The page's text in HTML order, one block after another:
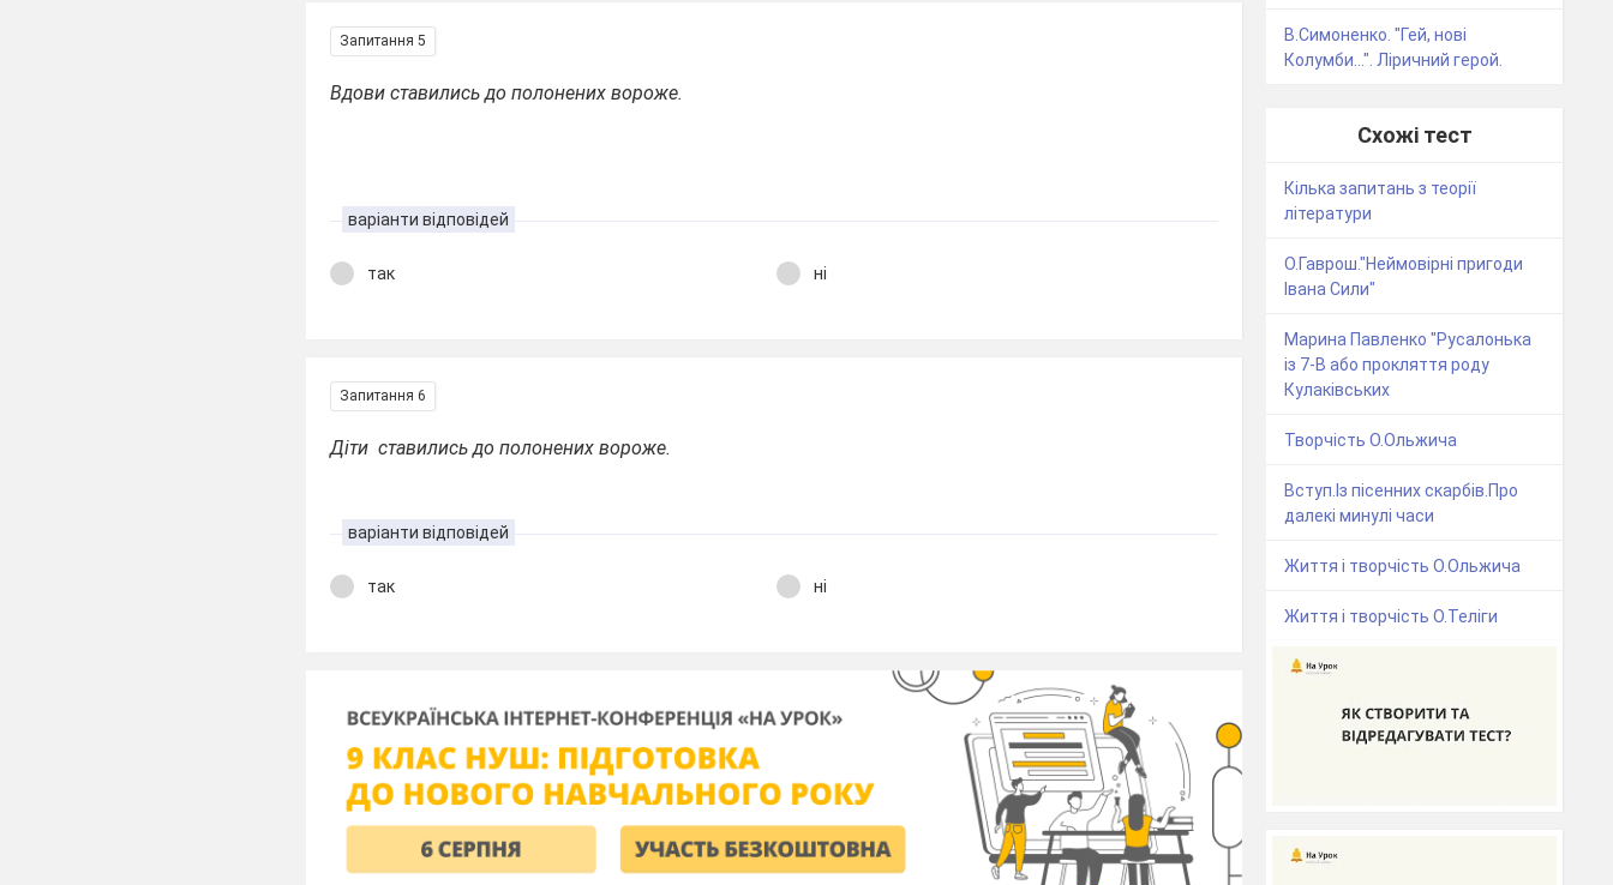
Запитання 5
Вдови ставились до полонених вороже.
варіанти відповідей
так ні
Запитання 6
Діти ставились до полонених вороже.
варіанти відповідей
так ні
В.Симоненко. "Гей, нові
Колумби...". Ліричний герой.
Схожі тест
Кілька запитань з теорії
літератури
О.Гаврош."Неймовірні пригоди
Івана Сили"
Марина Павленко "Русалонька
із 7-В або прокляття роду
Кулаківських
Творчість О.Ольжича
Вступ.Із пісенних скарбів.Про
далекі минулі часи
Життя і творчість О.Ольжича
Життя і творчість О.Теліги